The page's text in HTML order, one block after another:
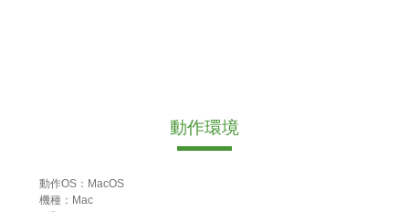
動作環境
動作OS：MacOS
機種：Mac